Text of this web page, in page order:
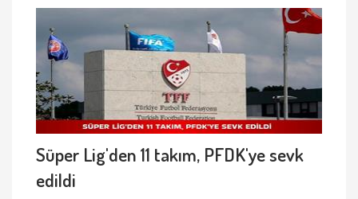
Süper Lig'den 11 takım, PFDK'ye sevk
edildi